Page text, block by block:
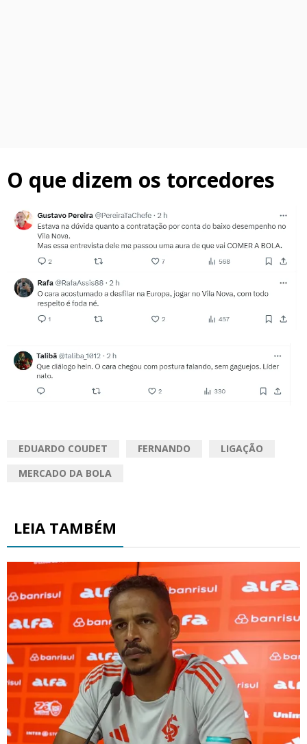
O que dizem os torcedores
EDUARDO COUDET FERNANDO
LIGAÇÃO
MERCADO DA BOLA
LEIA TAMBÉM